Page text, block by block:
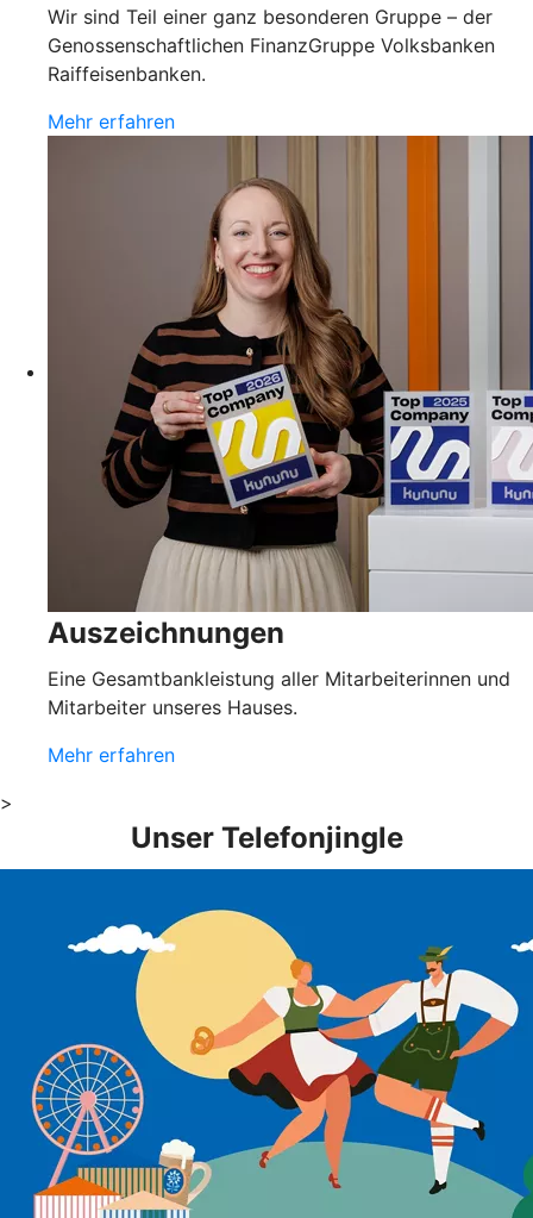
Wir sind Teil einer ganz besonderen Gruppe – der
Genossenschaftlichen FinanzGruppe Volksbanken
Raiffeisenbanken.
Mehr erfahren
Auszeichnungen
Eine Gesamtbankleistung aller Mitarbeiterinnen und
Mitarbeiter unseres Hauses.
Mehr erfahren
>
Unser Telefonjingle